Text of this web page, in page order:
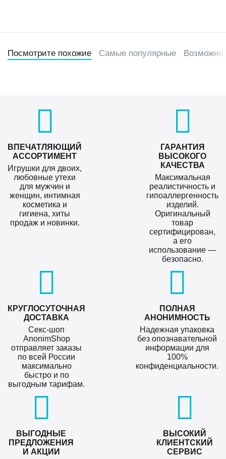
Посмотрите похожие Самые популярные Возможно,
ВПЕЧАТЛЯЮЩИЙ
АССОРТИМЕНТ
Игрушки для двоих,
любовные утехи
для мужчин и
женщин, интимная
косметика и
гигиена, хиты
продаж и новинки.
ГАРАНТИЯ
ВЫСОКОГО
КАЧЕСТВА
Максимальная
реалистичность и
гипоаллергенность
изделий.
Оригинальный
товар
сертифицирован,
а его
использование —
безопасно.
КРУГЛОСУТОЧНАЯ
ДОСТАВКА
Секс-шоп
AnonimShop
отправляет заказы
по всей России
максимально
быстро и по
выгодным тарифам.
ПОЛНАЯ
АНОНИМНОСТЬ
Надежная упаковка
без опознавательной
информации для
100%
конфиденциальности.
ВЫГОДНЫЕ
ПРЕДЛОЖЕНИЯ
И АКЦИИ
ВЫСОКИЙ
КЛИЕНТСКИЙ
СЕРВИС